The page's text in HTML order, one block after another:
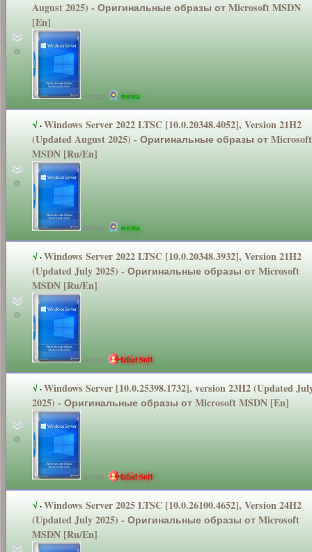
August 2025) - Оригинальныеобразы от Microsoft MSDN
[En]
Автор: wowa
√·Windows Server 2022 LTSC [10.0.20348.4052], Version 21H2
(Updated August 2025) - Оригинальныеобразы от Microsoft
MSDN [Ru/En]
Автор: wowa
√·Windows Server 2022 LTSC [10.0.20348.3932], Version 21H2
(Updated July 2025) - Оригинальныеобразы от Microsoft
MSDN [Ru/En]
Автор: Izual Soft
√·Windows Server [10.0.25398.1732], version 23H2 (Updated
2025) - Оригинальныеобразы от Microsoft MSDN [En]
Автор: Izual Soft
√·Windows Server 2025 LTSC [10.0.26100.4652], Version 24H2
(Updated July 2025) - Оригинальныеобразы от Microsoft
MSDN [Ru/En]